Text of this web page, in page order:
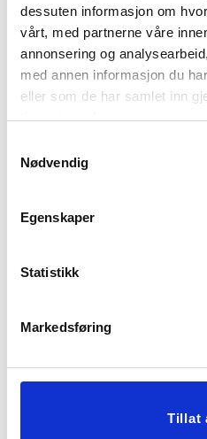
dessuten informasjon om
vårt, med partnerne våre
annonsering og
med annen informasjon du
eller som de har samlet inn
tjenestene deres.
Nødvendig
Egenskaper
Statistikk
Markedsføring
Tillat
49,90
SERVIETT AIRLAID
79,90
KJØP